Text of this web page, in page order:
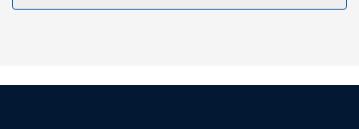
Gesichtsbehandlungen bietet. In deiner Freizeit kannst du
Tourenplanung/beim Ticketerwerb. Nahe gelegene